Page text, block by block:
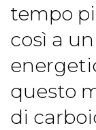
tempo
così a
questo
di